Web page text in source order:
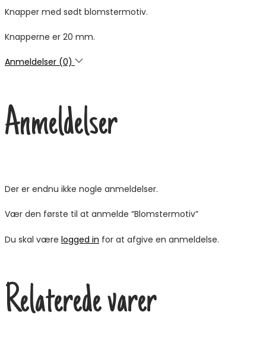
Knapper med sødt blomstermotiv.
Knapperne er 20 mm.
Anmeldelser (0)
Anmeldelser
Der er endnu ikke nogle anmeldelser.
Vær den første til at anmelde “Blomstermotiv”
Du skal være logged in for at afgive en anmeldelse.
Relaterede varer